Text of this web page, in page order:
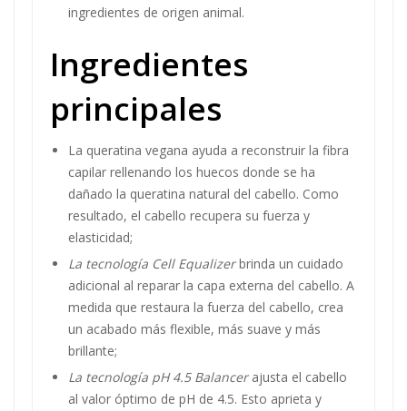
ingredientes de origen animal.
Ingredientes
principales
La queratina vegana ayuda a reconstruir la fibra
capilar rellenando los huecos donde se ha
dañado la queratina natural del cabello. Como
resultado, el cabello recupera su fuerza y
elasticidad;
La tecnología Cell Equalizerbrinda un cuidado
adicional al reparar la capa externa del cabello. A
medida que restaura la fuerza del cabello, crea
un acabado más flexible, más suave y más
brillante;
La tecnología pH 4.5 Balancerajusta el cabello
al valor óptimo de pH de 4.5. Esto aprieta y